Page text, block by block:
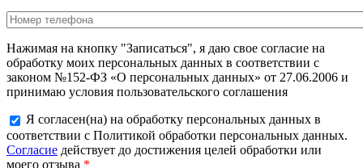
Нажимая на кнопку "Записаться", я даю свое согласие на
обработку моих персональных данных в соответствии с
законом №152-ФЗ «О персональных данных» от 27.06.2006 и
принимаю условия пользовательского соглашения
Я согласен(на) на обработку персональных данных в
соответствии с Политикой обработки персональных данных.
Согласие действует до достижения целей обработки или
моего отзыва *